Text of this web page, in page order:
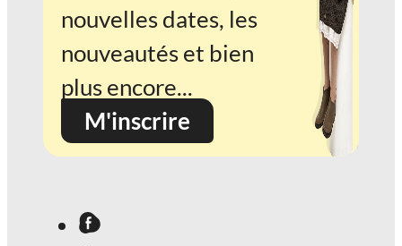
nouvelles dates, les
nouveautés et bien
plus encore...
M'inscrire